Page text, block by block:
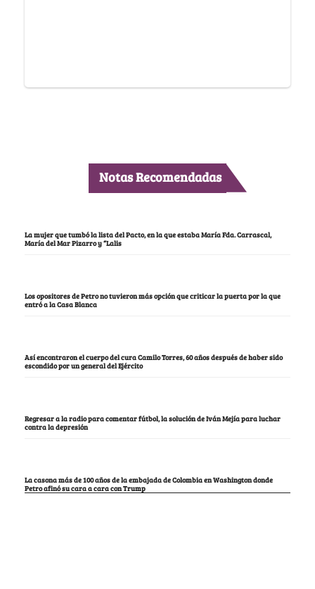
Notas Recomendadas
La mujer que tumbó la lista del Pacto, en la que estaba María Fda. Carrascal,
María del Mar Pizarro y “Lalis
Los opositores de Petro no tuvieron más opción que criticar la puerta por la que
entró a la Casa Blanca
Así encontraron el cuerpo del cura Camilo Torres, 60 años después de haber sido
escondido por un general del Ejército
Regresar a la radio para comentar fútbol, la solución de Iván Mejía para luchar
contra la depresión
La casona más de 100 años de la embajada de Colombia en Washington donde
Petro afinó su cara a cara con Trump